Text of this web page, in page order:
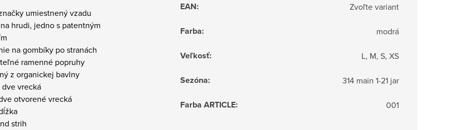
umiestnený vzadu
hrudi, jedno s patentným
na gombíky po stranách
ramenné popruhy
z organickej bavlny
vrecká
otvorené vrecká
strih
EAN: Zvoľte variant
Farba: modrá
Veľkosť: L, M, S, XS
Sezóna: 314 main 1-21 jar
Farba ARTICLE: 001